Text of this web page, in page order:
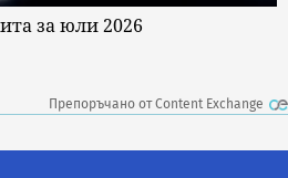
за юли 2026
Препоръчано от Content Exchange